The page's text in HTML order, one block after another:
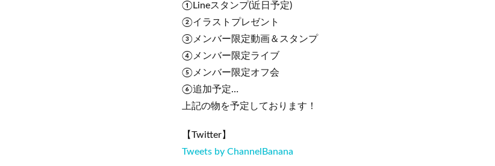
①Lineスタンプ(近日予定)
②イラストプレゼント
③メンバー限定動画＆スタンプ
④メンバー限定ライブ
⑤メンバー限定オフ会
⑥追加予定…
上記の物を予定しております！
【Twitter】
Tweets by ChannelBanana